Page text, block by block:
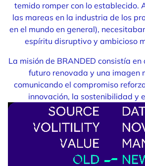
temido romper con lo establecido.
las mareas en la industria de los
en el mundo en general),
espíritu disruptivo y ambicioso
La misión de BRANDED consistía
futuro renovada y una imagen
comunicando el compromiso
innovación, la sostenibilidad y